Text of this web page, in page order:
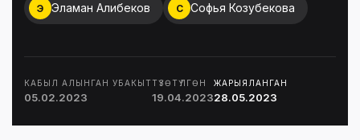
Э Эламан Алибеков С Софья Козубекова
КАБЫЛ АЛЫНГАН УБАКЫТ
05.02.2023
ТҮЗӨТҮЛГӨН
19.04.2023
ЖАРЫЯЛАНГАН
28.05.2023